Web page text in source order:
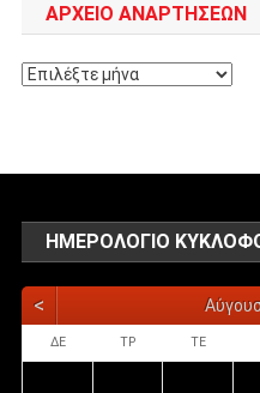
ΑΡΧΕΊΟ ΑΝΑΡΤΉΣΕΩΝ
Αρχείο
ΗΜΕΡΟΛΌΓΙΟ
<
ΔΕ ΤΡ ΤΕ